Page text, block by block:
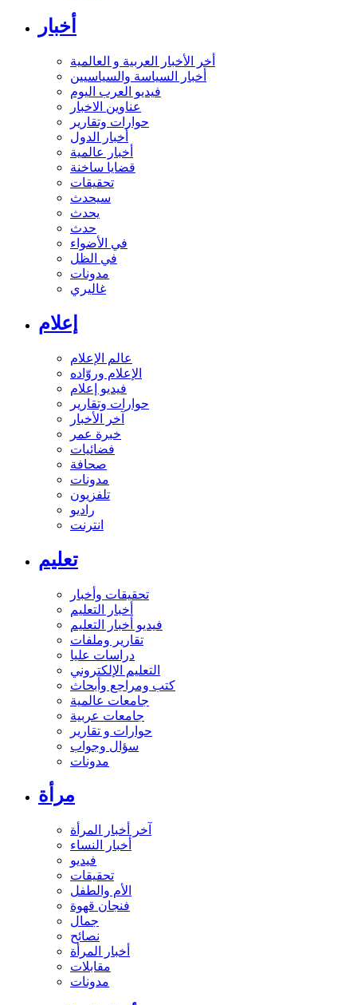
أخبار
أخر الأخبار العربية و العالمية
أخبار السياسة والسياسيين
فيديو العرب اليوم
عناوين الاخبار
حوارات وتقارير
أخبار الدول
أخبار عالمية
قضايا ساخنة
تحقيقات
سيحدث
يحدث
حدث
في الأضواء
في الظل
مدونات
غاليري
إعلام
عالم الإعلام
الإعلام وروّاده
فيديو إعلام
حوارات وتقارير
آخر الأخبار
خبرة عمر
فضائيات
صحافة
مدونات
تلفزيون
راديو
انترنت
تعليم
تحقيقات وأخبار
أخبار التعليم
فيديو أخبار التعليم
تقارير وملفات
دراسات عليا
التعليم الإلكتروني
كتب ومراجع وأبحاث
جامعات عالمية
جامعات عربية
حوارات و تقارير
سؤال وجواب
مدونات
مرأة
آخر أخبار المرأة
أخبار النساء
فيديو
تحقيقات
الأم والطفل
فنجان قهوة
جمال
نصائح
أخبار المرأة
مقابلات
مدونات